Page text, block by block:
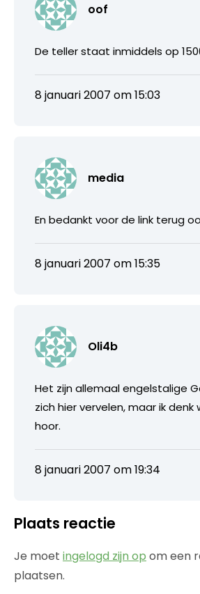
oof
De teller staat inmiddels op
8 januari 2007 om 15:03
media
En bedankt voor de link terug
8 januari 2007 om 15:35
Oli4b
Het zijn allemaal engelstalige
zich hier vervelen, maar ik denk
hoor.
8 januari 2007 om 19:34
Plaats reactie
Je moet ingelogd zijn op om een
plaatsen.